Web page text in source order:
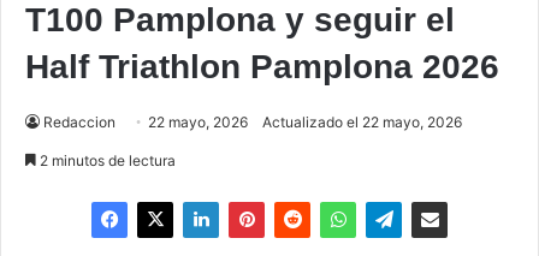
T100 Pamplona y seguir el
Half Triathlon Pamplona 2026
Redaccion 22 mayo, 2026 Actualizado el 22 mayo, 2026
2 minutos de lectura